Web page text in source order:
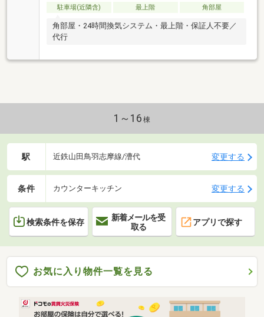
駐車場(近隣含)
最上階 角部屋
角部屋・24時間換気システム・最上階・保証人不要／
代行
1～16 棟
駅 近鉄山田鳥羽志摩線/漕代 変更する
条件 カウンターキッチン 変更する
検索条件を保存
新着メールを受
取る
アプリで探す
お気に入り物件一覧を見る